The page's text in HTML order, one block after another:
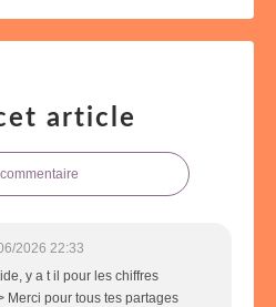
article
2026 22:33
y a t il pour les chiffres
Merci pour tous tes partages